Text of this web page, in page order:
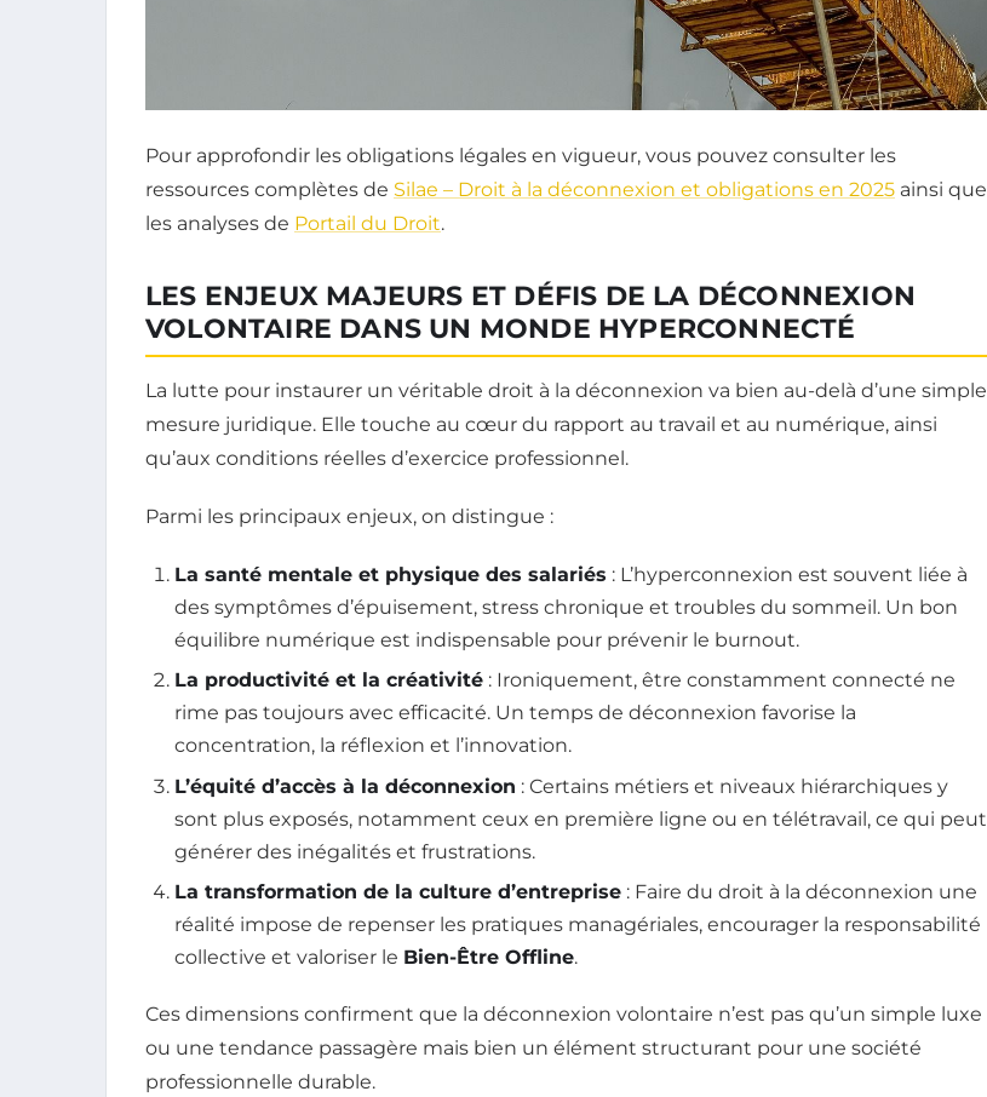
Pour approfondir les obligations légales en vigueur, vous pouvez consulter les
ressources complètes de Silae – Droit à la déconnexion et obligations en 2025 ainsi que
les analyses de Portail du Droit.
LES ENJEUX MAJEURS ET DÉFIS DE LA DÉCONNEXION
VOLONTAIRE DANS UN MONDE HYPERCONNECTÉ
La lutte pour instaurer un véritable droit à la déconnexion va bien au-delà d’une simple
mesure juridique. Elle touche au cœur du rapport au travail et au numérique, ainsi
qu’aux conditions réelles d’exercice professionnel.
Parmi les principaux enjeux, on distingue :
La santé mentale et physique des salariés : L’hyperconnexion est souvent liée à
des symptômes d’épuisement, stress chronique et troubles du sommeil. Un bon
équilibre numérique est indispensable pour prévenir le burnout.
La productivité et la créativité : Ironiquement, être constamment connecté ne
rime pas toujours avec efficacité. Un temps de déconnexion favorise la
concentration, la réflexion et l’innovation.
L’équité d’accès à la déconnexion : Certains métiers et niveaux hiérarchiques y
sont plus exposés, notamment ceux en première ligne ou en télétravail, ce qui peut
générer des inégalités et frustrations.
La transformation de la culture d’entreprise : Faire du droit à la déconnexion une
réalité impose de repenser les pratiques managériales, encourager la responsabilité
collective et valoriser le Bien-Être Offline.
Ces dimensions confirment que la déconnexion volontaire n’est pas qu’un simple luxe
ou une tendance passagère mais bien un élément structurant pour une société
professionnelle durable.